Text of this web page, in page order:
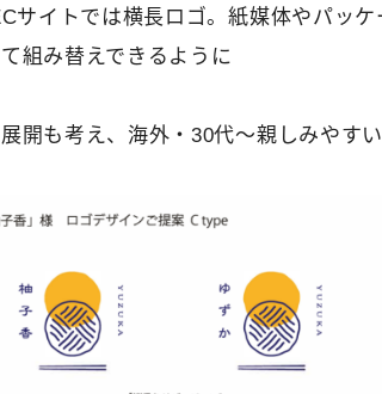
サイトでは横長ロゴ。紙媒体やパッ
組み替えできるように
開も考え、海外・30代〜親しみやす